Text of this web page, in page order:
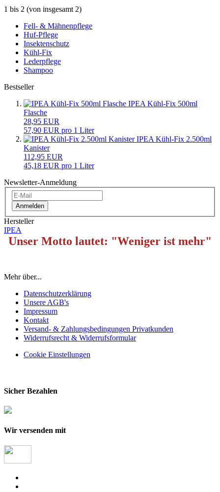
1 bis 2 (von insgesamt 2)
Fell- & Mähnenpflege
Huf-Pflege
Insektenschutz
Kühl-Fix
Lederpflege
Shampoo
Bestseller
IPEA Kühl-Fix 500ml
Flasche
28,95 EUR
57,90 EUR pro 1 Liter
IPEA Kühl-Fix 2.500ml
Kanister
112,95 EUR
45,18 EUR pro 1 Liter
Newsletter-Anmeldung
Anmelden
Hersteller
IPEA
Unser Motto lautet: "Weniger ist mehr"
Mehr über...
Datenschutzerklärung
Unsere AGB's
Impressum
Kontakt
Versand- & Zahlungsbedingungen Privatkunden
Widerrufsrecht & Widerrufsformular
Cookie Einstellungen
Sicher Bezahlen
Wir versenden mit